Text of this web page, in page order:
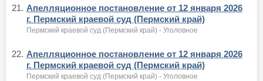
21. Апелляционное постановление от 12 января 2026
г. Пермский краевой суд (Пермский край)
Пермский краевой суд (Пермский край) - Уголовное
22. Апелляционное постановление от 12 января 2026
г. Пермский краевой суд (Пермский край)
Пермский краевой суд (Пермский край) - Уголовное